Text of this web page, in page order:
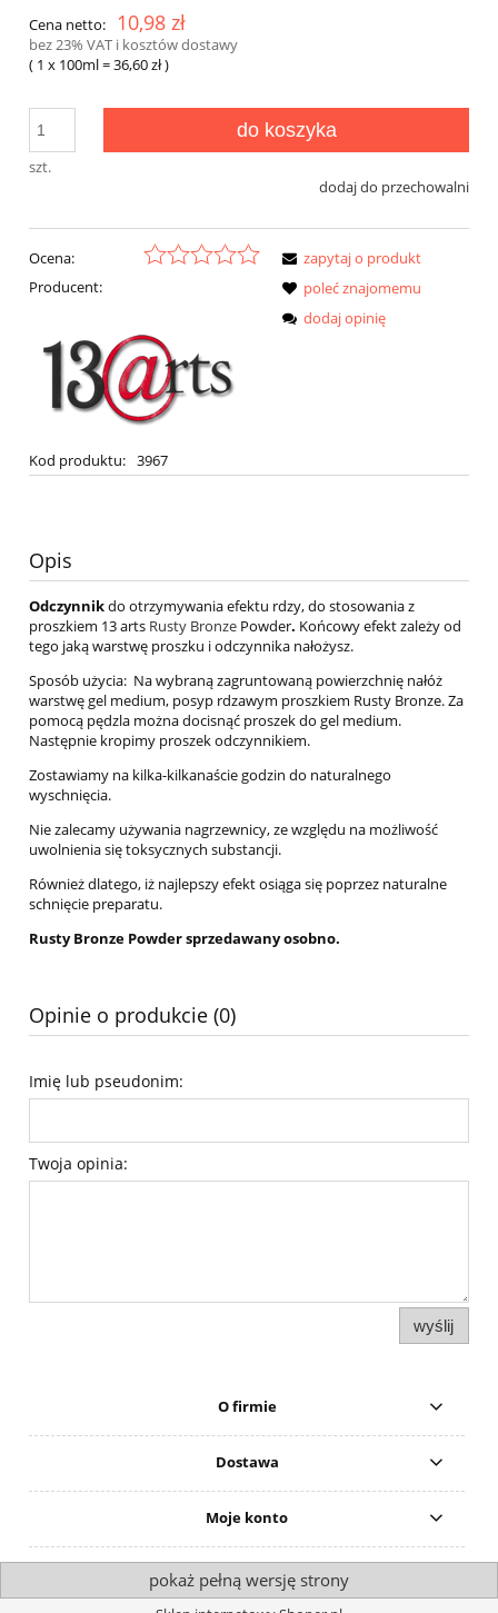
Cena netto:
10,98 zł
bez 23% VAT i kosztów dostawy
( 1 x 100ml=36,60 zł)
szt.
do koszyka
dodaj do przechowalni
Ocena:
Producent:
Kod produktu: 3967
zapytaj o produkt
poleć znajomemu
dodaj opinię
Opis
Odczynnikdo otrzymywania efektu rdzy, do stosowania z
proszkiem 13 arts Rusty Bronze Powder. Końcowy efekt zależy od
tego jaką warstwę proszku i odczynnika nałożysz.
Sposób użycia: Na wybraną zagruntowaną powierzchnię nałóż
warstwę gel medium, posyp rdzawym proszkiem Rusty Bronze. Za
pomocą pędzla można docisnąć proszek do gel medium.
Następnie kropimy proszek odczynnikiem.
Zostawiamy na kilka-kilkanaście godzin do naturalnego
wyschnięcia.
Nie zalecamy używania nagrzewnicy, ze względu na możliwość
uwolnienia się toksycznych substancji.
Również dlatego, iż najlepszy efekt osiąga się poprzez naturalne
schnięcie preparatu.
Rusty Bronze Powder sprzedawany osobno.
Opinie o produkcie (0)
Imię lub pseudonim:
Twoja opinia:
wyślij
O firmie
Dostawa
Moje konto
pokaż pełną wersję strony